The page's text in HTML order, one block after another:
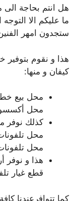
هل انتم بحاجة الى
ما عليكم الا
ستجدون امهر
هذا و نقوم
كيفان و منها:
محل بيع
محل
كذلك نوفر
محل
محل
هذا و
قطع غيار
كما تتوافرعندنا